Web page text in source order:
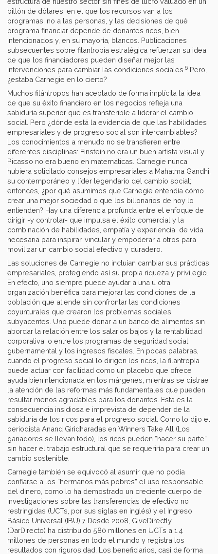
billón de dólares, en el que los recursos van a los
programas, no a las personas, y las decisiones de qué
programa financiar depende de donantes ricos, bien
intencionados y, en su mayoría, blancos. Publicaciones
subsecuentes sobre filantropía estratégica refuerzan su idea
de que los financiadores pueden diseñar mejor las
intervenciones para cambiar las condiciones sociales. 6 Pero,
¿estaba Carnegie en lo cierto?
Muchos filántropos han aceptado de forma implícita la idea
de que su éxito financiero en los negocios refleja una
sabiduría superior que es transferible a liderar el cambio
social. Pero ¿dónde está la evidencia de que las habilidades
empresariales y de progreso social son intercambiables?
Los conocimientos a menudo no se transfieren entre
diferentes disciplinas: Einstein no era un buen artista visual y
Picasso no era bueno en matemáticas. Carnegie nunca
hubiera solicitado consejos empresariales a Mahatma Gandhi,
su contemporáneo y líder legendario del cambio social;
entonces, ¿por qué asumimos que Carnegie entendía cómo
crear una mejor sociedad o que los billonarios de hoy lo
entienden? Hay una diferencia profunda entre el enfoque de
dirigir -y controlar- que impulsa el éxito comercial y la
combinación de habilidades, empatía y experiencia de vida
necesaria para inspirar, vincular y empoderar a otros para
movilizar un cambio social efectivo y duradero.
Las soluciones de Carnegie no incluían cambiar sus prácticas
empresariales, protegiendo así su propia riqueza y privilegio.
En efecto, uno siempre puede ayudar a una u otra
organización benéfica para mejorar las condiciones de la
población que atiende sin confrontar las condiciones
coyunturales que crearon los problemas sociales
subyacentes. Uno puede donar a un banco de alimentos sin
abordar la relación entre los salarios bajos y la rentabilidad
corporativa, o entre los programas de seguridad social
gubernamental y los ingresos fiscales. En pocas palabras,
cuando el progreso social lo dirigen los ricos, la filantropía
puede actuar con facilidad como un placebo que ofrece
ayuda bienintencionada en los márgenes, mientras se distrae
la atención de las reformas más fundamentales que pueden
resultar menos agradables para los donantes. Esta es la
consecuencia insidiosa e imprevista de depender de la
sabiduría de los ricos para el progreso social. Como lo dijo el
periodista Anand Giridharadas en Winners Take All (Los
ganadores se llevan todo), los ricos pueden “hacer su parte”
sin hacer el trabajo estructural que se requeriría para crear un
cambio sostenible.
Carnegie también se equivocó al asumir que no podía
confiarse a los “hermanos más pobres” el uso responsable
del dinero, como lo ha demostrado un creciente cuerpo de
investigaciones sobre las transferencias de efectivo no
restringidas (UCTs, por sus siglas en inglés) y el Ingreso
Básico Universal (IBU).7 Desde 2008, GiveDirectly
(DarDirecto) ha distribuido 580 millones en UCTs a 1.4
millones de personas en todo el mundo y registra los
resultados con rigurosidad. Los beneficiarios, casi de forma